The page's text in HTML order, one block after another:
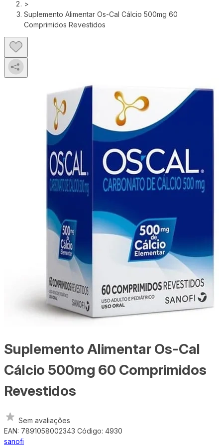
>
Suplemento Alimentar Os-Cal Cálcio 500mg 60
Comprimidos Revestidos
Suplemento Alimentar Os-Cal
Cálcio 500mg 60 Comprimidos
Revestidos
Sem avaliações
EAN: 7891058002343 Código: 4930
sanofi